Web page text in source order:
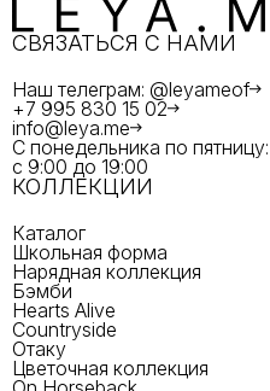
СВЯЗАТЬСЯ С НАМИ
Наш телеграм: @leyameof
+7 995 830 15 02
info@leya.me
С понедельника по пятницу:
с 9:00 до 19:00
КОЛЛЕКЦИИ
Каталог
Школьная форма
Нарядная коллекция
Бэмби
Hearts Alive
Countryside
Отаку
Цветочная коллекция